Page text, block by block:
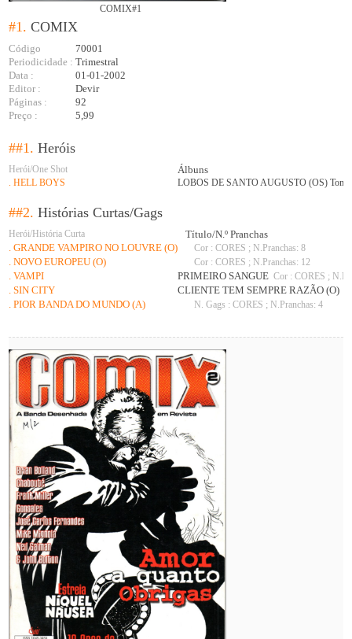
COMIX#1
#1.COMIX
Código
70001
Periodicidade : Trimestral
Data :
01-01-2002
Editor :
Devir
Páginas :
92
Preço :
5,99
##1.Heróis
Herói/One Shot Álbuns
. HELL BOYS LOBOS DE SANTO AUGUSTO (OS)
##2.Histórias Curtas/Gags
Herói/História Curta
Título/N.º Pranchas
. GRANDE VAMPIRO NO LOUVRE (O)
Cor : CORES ; N.Pranchas: 8
. NOVO EUROPEU (O) Cor : CORES ; N.Pranchas: 12
. VAMPI PRIMEIRO SANGUE Cor : CORES ;
. SIN CITY CLIENTE TEM SEMPRE RAZÃO (O)
. PIOR BANDA DO MUNDO (A) N. Gags : CORES ; N.Pranchas: 4